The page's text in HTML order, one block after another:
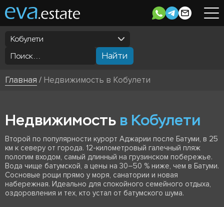
Кобулети
Найти
Главная / Недвижимость в Кобулети
Недвижимость в Кобулети
Второй по популярности курорт Аджарии после Батуми, в 25
км к северу от города. 12-километровый галечный пляж
пологим входом, самый длинный на грузинском побережье.
Вода чище батумской, а цены на 30–50 % ниже, чем в Батуми.
Сосновые рощи прямо у моря, санатории и новая
набережная. Идеально для спокойного семейного отдыха,
оздоровления и тех, кто устал от батумского шума.